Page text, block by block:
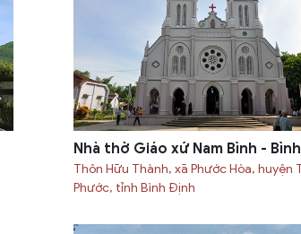
Nhà thờ Giáo xứ Nam Bình -
Thôn Hữu Thành, xã Phước Hòa, huyện
Phước, tỉnh Bình Ðịnh